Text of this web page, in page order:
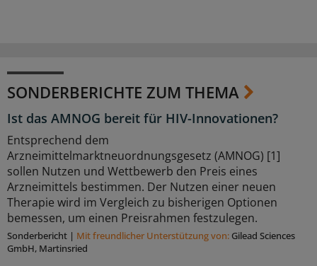
SONDERBERICHTE ZUM THEMA
Ist das AMNOG bereit für HIV-Innovationen?
Entsprechend dem
Arzneimittelmarktneuordnungsgesetz (AMNOG) [1]
sollen Nutzen und Wettbewerb den Preis eines
Arzneimittels bestimmen. Der Nutzen einer neuen
Therapie wird im Vergleich zu bisherigen Optionen
bemessen, um einen Preisrahmen festzulegen.
Sonderbericht | Mit freundlicher Unterstützung von: Gilead Sciences
GmbH, Martinsried